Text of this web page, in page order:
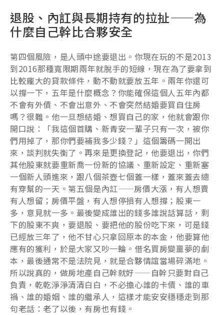
退股、內訌與長期持有的拉扯——為
什麼自己幹比合夥安全
第四個風險，是人頭中途要退出。你現在玩的不是2013
到2016那種寬限期兩年就脫手的短線，現在為了要拿到
比較龐大的貸款條件，動不動就要放五年。兩年你還可
以撐一下，五年是什麼概念？你能確保這個人五年內都
不會有外債、不會出意外、不會突然結婚要買自住房
嗎？很難。他一旦想結婚、想買自己的家，他就會跟你
開口說：「我這個首購、新青安一輩子只有一次，被你
們用掉了，那你們要補我多少錢？」這個籌碼一開出
來，談判就失衡了。再來是更換登記，他要退出，你們
其他股東就要重新喬一份新的協議、重新設定、重新塞
一個新人頭進來，跟八個茶壺七個蓋一樣，蓋來蓋去總
有穿幫的一天。第五個是內訌——房價大漲，有人想賣
有人想留；房價平盤，有人想停損有人想撐；股東一
多，意見就一多。最後變成誰出的錢多誰說話算話，剩
下的股東不爽，要退股、要把他的股份吃下來，可是錢
已經放三年了，他不甘心只拿回原本的本金，他要算他
應有的獲利，於是大家又吵一輪。借名買房變噩夢的劇
本，最後通常不是法院見，就是合夥情誼當場碎滿地。
所以說真的，做房地產自己幹就好——自幹只要對自己
負責，乾乾淨淨清清白白，不必擔心誰的卡債、誰的車
禍、誰的婚姻、誰的繼承人，這樣才能安安穩穩走到那
句老話：老了以後，有房也有錢。